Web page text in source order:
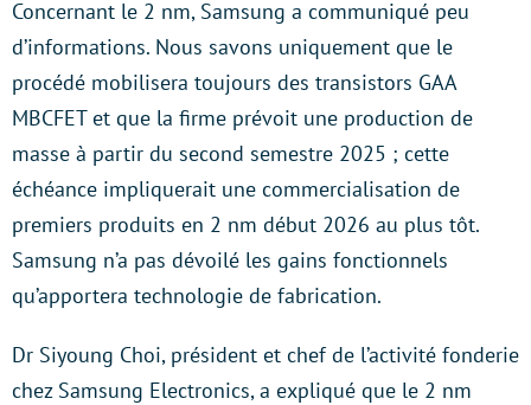
Concernant le 2 nm, Samsung a communiqué peu
d’informations. Nous savons uniquement que le
procédé mobilisera toujours des transistors GAA
MBCFET et que la firme prévoit une production de
masse à partir du second semestre 2025 ; cette
échéance impliquerait une commercialisation de
premiers produits en 2 nm début 2026 au plus tôt.
Samsung n’a pas dévoilé les gains fonctionnels
qu’apportera technologie de fabrication.
Dr Siyoung Choi, président et chef de l’activité fonderie
chez Samsung Electronics, a expliqué que le 2 nm